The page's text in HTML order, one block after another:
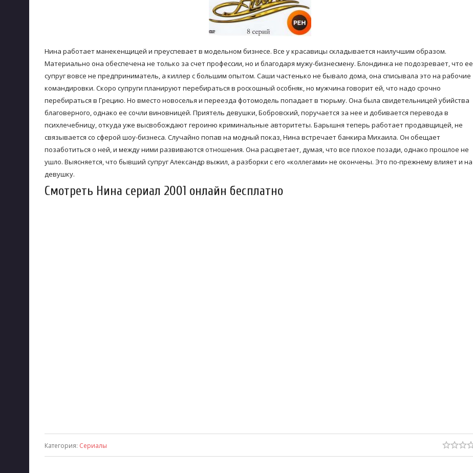
Нина работает манекенщицей и преуспевает в модельном бизнесе. Все у красавицы складывается наилучшим образом.
Материально она обеспечена не только за счет профессии, но и благодаря мужу-бизнесмену. Блондинка не подозревает, что ее
супруг вовсе не предприниматель, а киллер с большим опытом. Саши частенько не бывало дома, она списывала это на рабочие
командировки. Скоро супруги планируют перебираться в роскошный особняк, но мужчина говорит ей, что надо срочно
перебираться в Грецию. Но вместо новоселья и переезда фотомодель попадает в тюрьму. Она была свидетельницей убийства
благоверного, однако ее сочли виновницей. Приятель девушки, Бобровский, поручается за нее и добивается перевода в
психлечебницу, откуда уже высвобождают героиню криминальные авторитеты. Барышня теперь работает продавщицей, не
связывается со сферой шоу-бизнеса. Случайно попав на модный показ, Нина встречает банкира Михаила. Он обещает
позаботиться о ней, и между ними развиваются отношения. Она расцветает, думая, что все плохое позади, однако прошлое не
ушло. Выясняется, что бывший супруг Александр выжил, а разборки с его «коллегами» не окончены. Это по-прежнему влияет и на
девушку.
Смотреть Нина сериал 2001 онлайн бесплатно
Категория: Сериалы